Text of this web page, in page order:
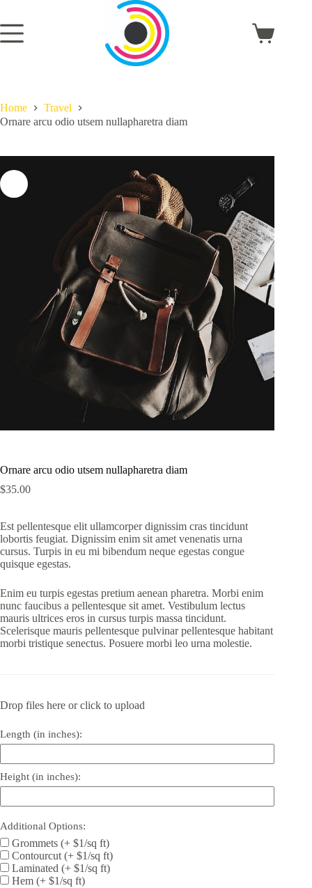
content
Shopping
Home
Travel
Ornare arcu odio utsem nullapharetra diam
Ornare arcu odio utsem nullapharetra diam
$35.00
Est pellentesque elit ullamcorper dignissim cras tincidunt
lobortis feugiat. Dignissim enim sit amet venenatis urna
cursus. Turpis in eu mi bibendum neque egestas congue
quisque egestas.
Enim eu turpis egestas pretium aenean pharetra. Morbi enim
nunc faucibus a pellentesque sit amet. Vestibulum lectus
mauris ultrices eros in cursus turpis massa tincidunt.
Scelerisque mauris pellentesque pulvinar pellentesque habitant
morbi tristique senectus. Posuere morbi leo urna molestie.
Drop files here or click to upload
Length (in inches):
Height (in inches):
Additional Options:
Grommets (+ $1/sq ft)
Contourcut (+ $1/sq ft)
Laminated (+ $1/sq ft)
Hem (+ $1/sq ft)